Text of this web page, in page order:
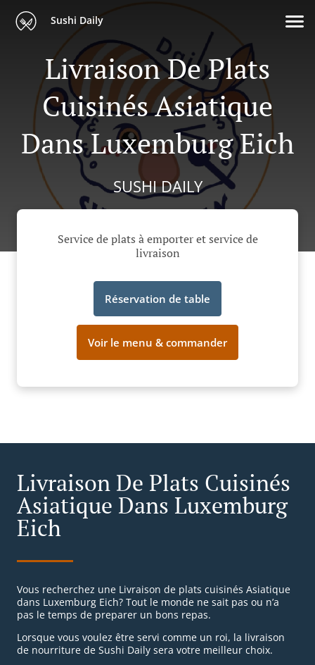
Sushi Daily
Livraison De Plats
Cuisinés Asiatique
Dans Luxemburg Eich
SUSHI DAILY
Service de plats à emporter et service de
livraison
Réservation de table
Voir le menu & commander
Livraison De Plats Cuisinés
Asiatique Dans Luxemburg
Eich
Vous recherchez une Livraison de plats cuisinés Asiatique
dans Luxemburg Eich? Tout le monde ne sait pas ou n’a
pas le temps de preparer un bons repas.
Lorsque vous voulez être servi comme un roi, la livraison
de nourriture de Sushi Daily sera votre meilleur choix.